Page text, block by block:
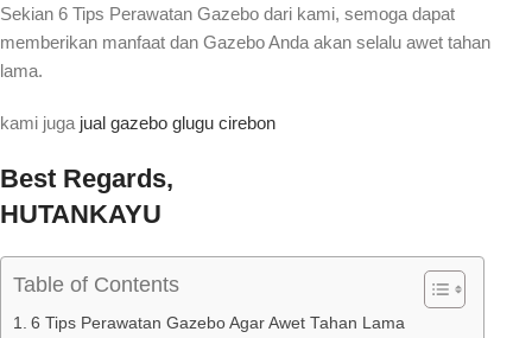
Sekian 6 Tips Perawatan Gazebo dari kami, semoga dapat
memberikan manfaat dan Gazebo Anda akan selalu awet tahan
lama.
kami juga jual gazebo glugu cirebon
Best Regards,
HUTANKAYU
Table of Contents
6 Tips Perawatan Gazebo Agar Awet Tahan Lama